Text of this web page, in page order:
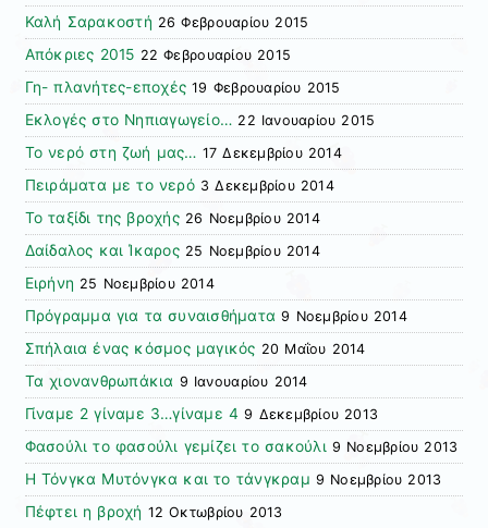
Καλή Σαρακοστή 26 Φεβρουαρίου 2015
Απόκριες 2015 22 Φεβρουαρίου 2015
Γη- πλανήτες-εποχές 19 Φεβρουαρίου 2015
Εκλογές στο Νηπιαγωγείο… 22 Ιανουαρίου 2015
Το νερό στη ζωή μας… 17 Δεκεμβρίου 2014
Πειράματα με το νερό 3 Δεκεμβρίου 2014
Το ταξίδι της βροχής 26 Νοεμβρίου 2014
Δαίδαλος και Ίκαρος 25 Νοεμβρίου 2014
Ειρήνη 25 Νοεμβρίου 2014
Πρόγραμμα για τα συναισθήματα 9 Νοεμβρίου 2014
Σπήλαια ένας κόσμος μαγικός 20 Μαΐου 2014
Τα χιονανθρωπάκια 9 Ιανουαρίου 2014
Γίναμε 2 γίναμε 3…γίναμε 4 9 Δεκεμβρίου 2013
Φασούλι το φασούλι γεμίζει το σακούλι 9 Νοεμβρίου 2013
Η Τόνγκα Μυτόνγκα και το τάνγκραμ 9 Νοεμβρίου 2013
Πέφτει η βροχή 12 Οκτωβρίου 2013